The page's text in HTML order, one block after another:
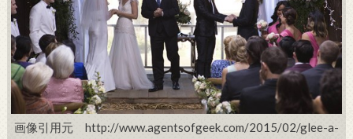
画像引用元 http://www.agentsofgeek.com/2015/02/glee-a-